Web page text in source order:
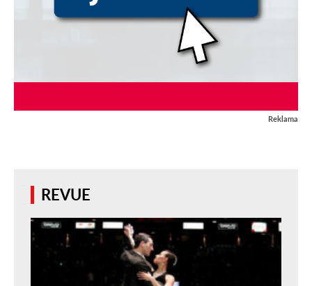
Reklama
REVUE